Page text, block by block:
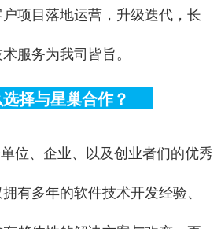
项目落地运营，升级迭代，长
服务为我司皆旨。
择与星巢合作？
位、 企业、 以及创业者们的优秀
有多年的软件技术开发经验、